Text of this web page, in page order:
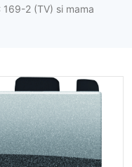
2 (TV) si mama